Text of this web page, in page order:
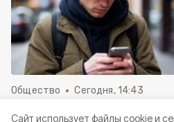
Cайт использует файлы cookie и
Общество Сегодня, 14:43